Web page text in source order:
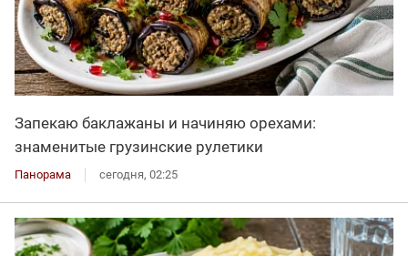
Запекаю баклажаны и начиняю орехами:
знаменитые грузинские рулетики
Панорама сегодня, 02:25